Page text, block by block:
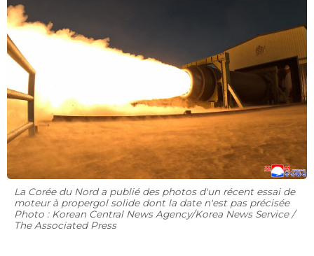
La Corée du Nord a publié des photos d'un récent essai de
moteur à propergol solide dont la date n'est pas précisée
Photo : Korean Central News Agency/Korea News Service /
The Associated Press